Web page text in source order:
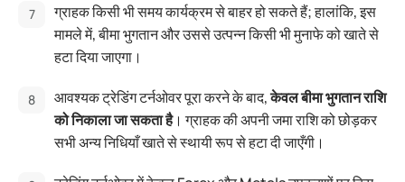
ग्राहक किसी भी समय कार्यक्रम से बाहर हो सकते हैं; हालांकि, इस
मामले में, बीमा भुगतान और उससे उत्पन्न किसी भी मुनाफे को खाते से
हटा दिया जाएगा।
आवश्यक ट्रेडिंग टर्नओवर पूरा करने के बाद,केवल बीमा भुगतान राशि
को निकाला जा सकता है। ग्राहक की अपनी जमा राशि को छोड़कर
सभी अन्य निधियाँ खाते से स्थायी रूप से हटा दी जाएँगी।